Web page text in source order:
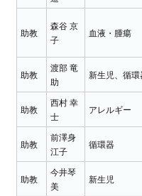
助教
森谷 京
子
血液・腫瘍
助教
渡部 竜
助
新生児、循環
助教
西村 幸
士
アレルギー
助教
前澤身
江子
循環器
助教
今井琴
美
新生児